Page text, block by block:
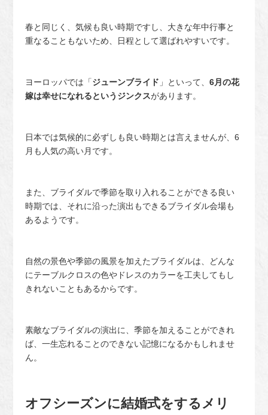
春と同じく、気候も良い時期ですし、大きな年中行事と
重なることもないため、日程として選ばれやすいです。
ヨーロッパでは「ジューンブライド 」といって、6月の花
嫁は幸せになれるというジンクスがあります。
日本では気候的に必ずしも良い時期とは言えませんが、6
月も人気の高い月です。
また、ブライダルで季節を取り入れることができる良い
時期では、それに沿った演出もできるブライダル会場も
あるようです。
自然の景色や季節の風景を加えたブライダルは、どんな
にテーブルクロスの色やドレスのカラーを工夫してもし
きれないこともあるからです。
素敵なブライダルの演出に、季節を加えることができれ
ば、一生忘れることのできない記憶になるかもしれませ
ん。
オフシーズンに結婚式をするメリ